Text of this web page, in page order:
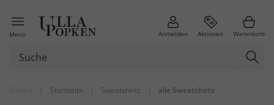
Menü Anmelden Aktionen Warenkorb
| Startseite | Sweatshirts | alle Sweatshirts